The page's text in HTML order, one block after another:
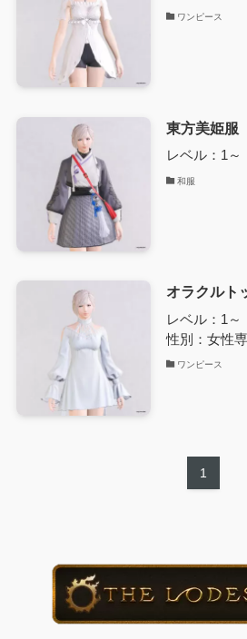
ワンピース
東方美姫服
レベル：1～
和服
オラクルト
レベル：1～
性別：女性
ワンピース
1